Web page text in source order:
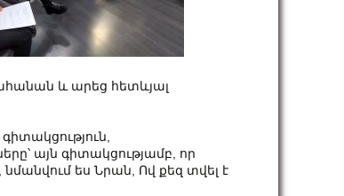
և արեց հետևյալ
այն գիտակցությամբ, որ
ես Նրան, Ով քեզ տվել է